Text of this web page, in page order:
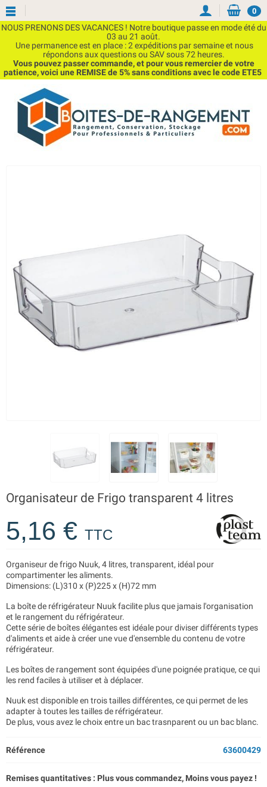
NOUS PRENONS DES VACANCES ! Notre boutique passe en mode été du
03 au 21 août.
Une permanence est en place : 2 expéditions par semaine et nous
répondons aux questions ou SAV sous 72 heures.
Vous pouvez passer commande, et pour vous remercier de votre
patience, voici une REMISE de 5% sans conditions avec le code ETE5
0
Organisateur de Frigo transparent 4 litres
5,16 € TTC
Organiseur de frigo Nuuk, 4 litres, transparent, idéal pour
compartimenter les aliments.
Dimensions: (L)310 x (P)225 x (H)72 mm
La boîte de réfrigérateur Nuuk facilite plus que jamais l'organisation
et le rangement du réfrigérateur.
Cette série de boîtes élégantes est idéale pour diviser différents types
d'aliments et aide à créer une vue d'ensemble du contenu de votre
réfrigérateur.
Les boîtes de rangement sont équipées d'une poignée pratique, ce qui
les rend faciles à utiliser et à déplacer.
Nuuk est disponible en trois tailles différentes, ce qui permet de les
adapter à toutes les tailles de réfrigérateur.​
De plus, vous avez le choix entre un bac trasnparent ou un bac blanc.
Référence 63600429
Remises quantitatives : Plus vous commandez, Moins vous payez !